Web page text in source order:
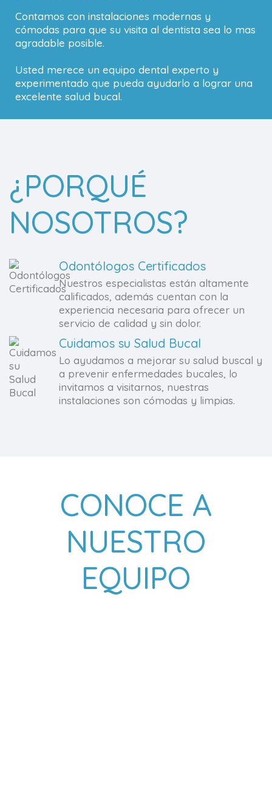
Contamos con instalaciones modernas y
cómodas para que su visita al dentista sea lo mas
agradable posible.
Usted merece un equipo dental experto y
experimentado que pueda ayudarlo a lograr una
excelente salud bucal.
¿PORQUÉ
NOSOTROS?
Odontólogos Certificados
Nuestros especialistas están altamente
calificados, además cuentan con la
experiencia necesaria para ofrecer un
servicio de calidad y sin dolor.
Cuidamos su Salud Bucal
Lo ayudamos a mejorar su salud buscal y
a prevenir enfermedades bucales, lo
invitamos a visitarnos, nuestras
instalaciones son cómodas y limpias.
CONOCE A
NUESTRO
EQUIPO